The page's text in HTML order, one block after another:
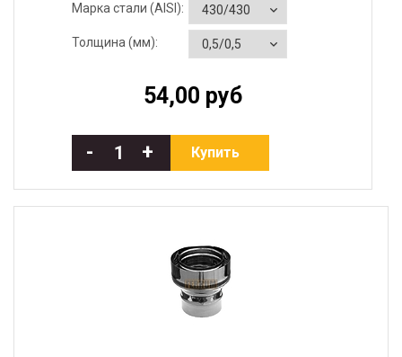
Марка стали (AISI):
Толщина (мм):
54,00 руб
- + Купить